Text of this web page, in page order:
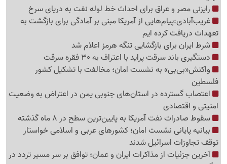
رایزنی مصر و عراق برای احداث خط لوله نفت به دریای سرخ
غریب‌آبادی:پیام‌هایی از آمریکا مبنی بر آمادگی برای بازگشت به
تعهدات دریافت کرده ایم
شرط ایران برای بازگشایی تنگه هرمز اعلام شد
دستگیری باند سرقت پراید با اعتراف به 30 فقره سرقت
واکنش«بی‌بی» به نشست امان؛ مخالفت با تشکیل کشور
فلسطین
اعتصاب گسترده در استان‌های جنوبی یمن در اعتراض به وضعیت
امنیتی و اقتصادی
سقوط صادرات نفت آمریکا به پایین‌ترین سطح در 8 ماه گذشته
بیانیه پایانی نشست امان؛ کشورهای عربی و اسلامی خواستار
توقف تجاوزات اسرائیل شدند
آخرین جزئیات از مذاکرات ایران و عمان؛ توافق بر سر مسیر تردد در